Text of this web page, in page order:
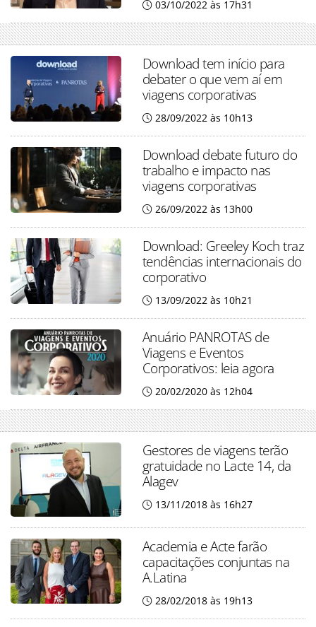
03/10/2022 às 17h31
Download tem início para
debater o que vem aí em
viagens corporativas
28/09/2022 às 10h13
Download debate futuro do
trabalho e impacto nas
viagens corporativas
26/09/2022 às 13h00
Download: Greeley Koch traz
tendências internacionais do
corporativo
13/09/2022 às 10h21
Anuário PANROTAS de
Viagens e Eventos
Corporativos: leia agora
20/02/2020 às 12h04
Gestores de viagens terão
gratuidade no Lacte 14, da
Alagev
13/11/2018 às 16h27
Academia e Acte farão
capacitações conjuntas na
A.Latina
28/02/2018 às 19h13